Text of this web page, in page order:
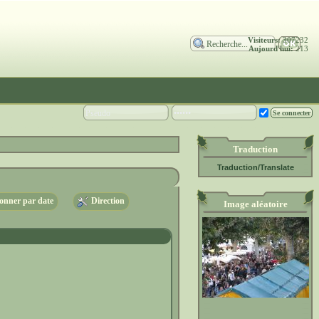
Visiteurs:307232
Aujourd'hui:213
Traduction
Traduction/Translate
Image aléatoire
par date Direction